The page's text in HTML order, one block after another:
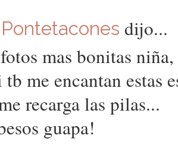
dijo...
mas bonitas
me encantan estas
recarga las pilas...
guapa!